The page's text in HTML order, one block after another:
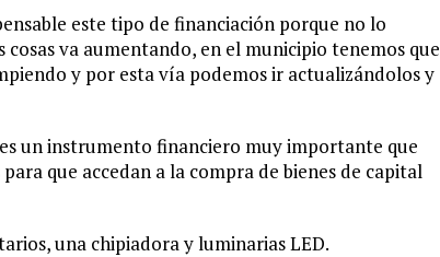
este tipo de financiación porque no lo
va aumentando, en el municipio tenemos que
y por esta vía podemos ir actualizándolos y
un instrumento financiero muy importante que
que accedan a la compra de bienes de capital
una chipiadora y luminarias LED.